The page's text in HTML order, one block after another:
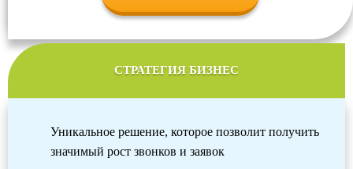
СТРАТЕГИЯ БИЗНЕС
Уникальное решение, которое позволит получить
значимый рост звонков и заявок